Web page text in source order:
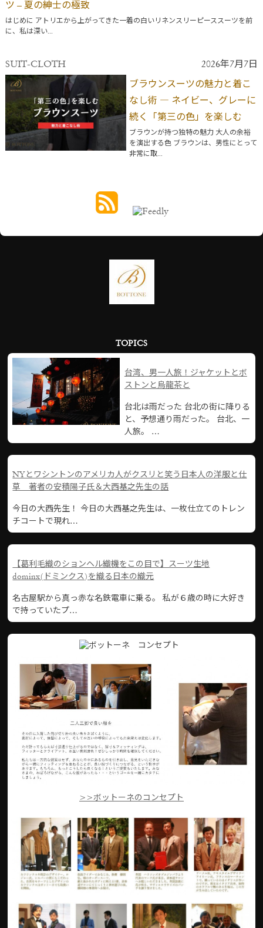
ツ – 夏の紳士の極致
はじめに アトリエから上がってきた一着の白いリネンスリーピーススーツを前
に、私は深い...
SUIT-CLOTH 2026年7月7日
ブラウンスーツの魅力と着こ
なし術 ― ネイビー、グレーに
続く「第三の色」を楽しむ
ブラウンが持つ独特の魅力 大人の余裕
を演出する色 ブラウンは、男性にとって
非常に取...
TOPICS
台湾、男一人旅！ジャケットとボ
ストンと烏龍茶と
台北は雨だった 台北の街に降りる
と、予想通り雨だった。 台北、一
人旅。 …
NYとワシントンのアメリカ人がクスリと笑う日本人の洋服と仕
草 著者の安積陽子氏＆大西基之先生の話
今日の大西先生！ 今日の大西基之先生は、一枚仕立てのトレン
チコートで現れ…
【葛利毛織のションヘル織機をこの目で】スーツ生地
dominx(ドミンクス)を織る日本の織元
名古屋駅から真っ赤な名鉄電車に乗る。 私が６歳の時に大好き
で持っていたプ…
>>ボットーネのコンセプト